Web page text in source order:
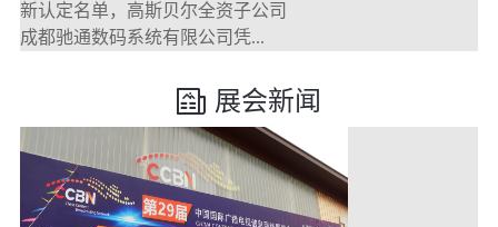
新认定名单，高斯贝尔全资子公司
成都驰通数码系统有限公司凭...
展会新闻